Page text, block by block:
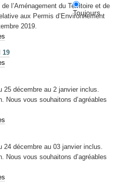
Toujours
l’Aménagement du Territoire et de
aux Permis d’Environnement
2019.
19
25 décembre au 2 janvier inclus.
Nous vous souhaitons d’agréables
24 décembre au 03 janvier inclus.
Nous vous souhaitons d’agréables